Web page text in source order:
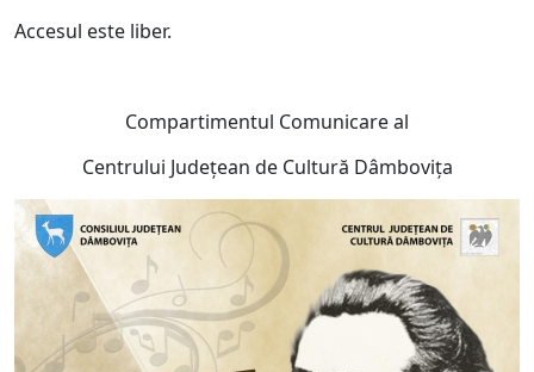
Accesul este liber.
Compartimentul Comunicare al
Centrului Judeţean de Cultură Dâmboviţa